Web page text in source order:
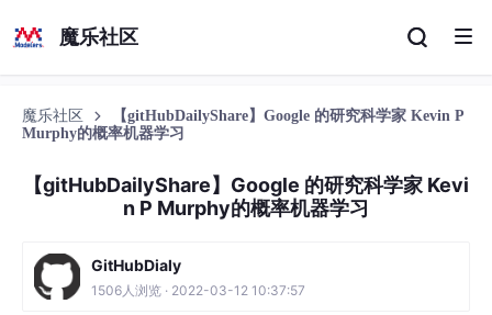
魔乐社区
魔乐社区
【gitHubDailyShare】Google 的研究科学家 Kevin P
Murphy的概率机器学习
【gitHubDailyShare】Google 的研究科学家 Kevi
n P Murphy的概率机器学习
GitHubDialy
1506人浏览 · 2022-03-12 10:37:57